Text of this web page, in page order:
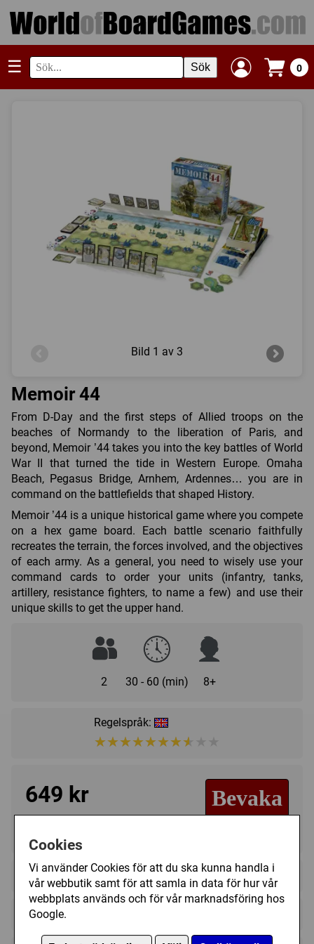
Cookies
Vi använder Cookies för att du ska kunna handla i
vår webbutik samt för att samla in data för hur vår
webbplats används och för vår marknadsföring hos
Google.
☰ Sök 0
Bild 1 av 3
Memoir 44
From D-Day and the first steps of Allied troops on the
beaches of Normandy to the liberation of Paris, and
beyond, Memoir ’44 takes you into the key battles of World
War II that turned the tide in Western Europe. Omaha
Beach, Pegasus Bridge, Arnhem, Ardennes… you are in
command on the battlefields that shaped History.
Memoir ’44 is a unique historical game where you compete
on a hex game board. Each battle scenario faithfully
recreates the terrain, the forces involved, and the objectives
of each army. As a general, you need to wisely use your
command cards to order your units (infantry, tanks,
artillery, resistance fighters, to name a few) and use their
unique skills to get the upper hand.
2 30 - 60 (min) 8+
Regelspråk:
★★★★★★★★★★
★★★★★★★★★★
649 kr Bevaka
Innehållsförteckning
1 double-sided board
144 army miniatures (Axis and Allied)
Recensioner (8)
Suveränt spel!- 9/10